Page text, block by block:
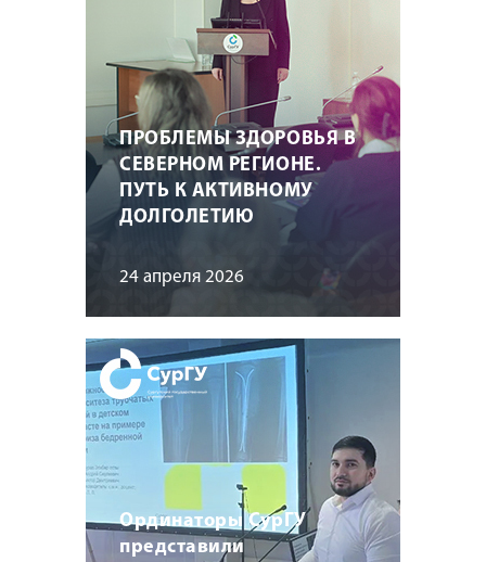
ПРОБЛЕМЫ ЗДОРОВЬЯ В
СЕВЕРНОМ РЕГИОНЕ.
ПУТЬ К АКТИВНОМУ
ДОЛГОЛЕТИЮ
24 апреля 2026
Ординаторы СурГУ
представили